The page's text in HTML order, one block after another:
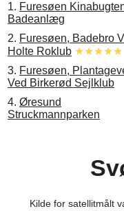
1. Furesøen
Badeanlæg
2. Furesøen, Badebro
Holte Roklub ★★★★★
3. Furesøen,
Ved Birkerød Sejlklub
4. Øresund
Struckmannparken
Kilde for satellitmålt